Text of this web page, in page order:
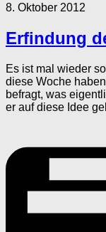
8. Oktober 2012
Erfindung
Es ist mal wieder
diese Woche
befragt, was
er auf diese Idee